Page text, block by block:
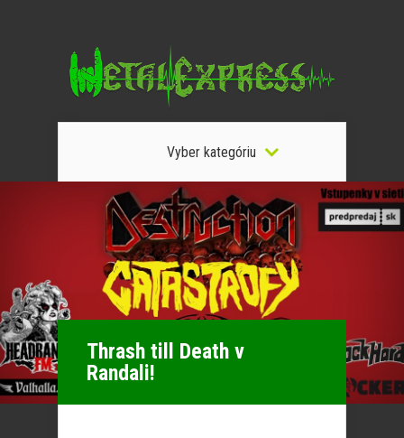
Vyber kategóriu
Thrash till Death v
Randali!